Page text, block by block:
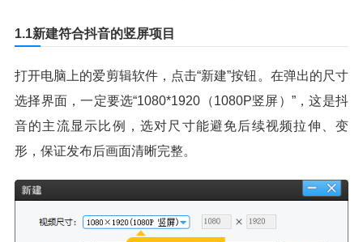
1.1新建符合抖音的竖屏项目
打开电脑上的爱剪辑软件，点击“新建”按钮。在弹出的尺寸
选择界面，一定要选“1080*1920（1080P竖屏）”，这是抖
音的主流显示比例，选对尺寸能避免后续视频拉伸、变
形，保证发布后画面清晰完整。